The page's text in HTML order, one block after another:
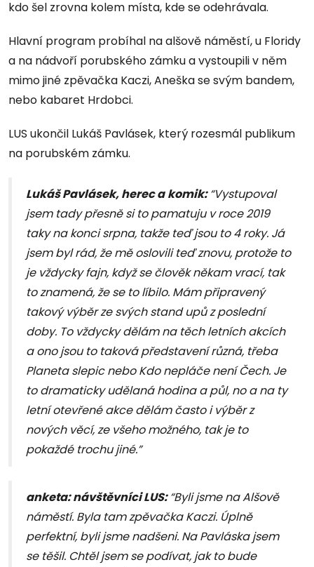
kdo šel zrovna kolem místa, kde se odehrávala.
Hlavní program probíhal na alšově náměstí, u Floridy
a na nádvoří porubského zámku a vystoupili v něm
mimo jiné zpěvačka Kaczi, Aneška se svým bandem,
nebo kabaret Hrdobci.
LUS ukončil Lukáš Pavlásek, který rozesmál publikum
na porubském zámku.
Lukáš Pavlásek, herec a komik:“Vystupoval
jsem tady přesně si to pamatuju v roce 2019
taky na konci srpna, takže teď jsou to 4 roky. Já
jsem byl rád, že mě oslovili teď znovu, protože to
je vždycky fajn, když se člověk někam vrací, tak
to znamená, že se to líbilo. Mám připravený
takový výběr ze svých stand upů z poslední
doby. To vždycky dělám na těch letních akcích
a ono jsou to taková představení různá, třeba
Planeta slepic nebo Kdo nepláče není Čech. Je
to dramaticky udělaná hodina a půl, no a na ty
letní otevřené akce dělám často i výběr z
nových věcí, ze všeho možného, tak je to
pokaždé trochu jiné.”
anketa: návštěvníci LUS:“Byli jsme na Alšově
náměstí. Byla tam zpěvačka Kaczi. Úplně
perfektní, byli jsme nadšeni. Na Pavláska jsem
se těšil. Chtěl jsem se podívat, jak to bude